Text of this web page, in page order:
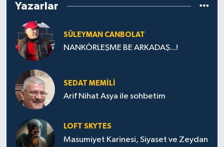
Yazarlar
SÜLEYMAN CANBOLAT
NANKÖRLEŞME BE ARKADAŞ...!
SEDAT MEMILI
Arif Nihat Asya ile sohbetim
LOFT SKYTES
Masumiyet Karinesi, Siyaset ve Zeydan